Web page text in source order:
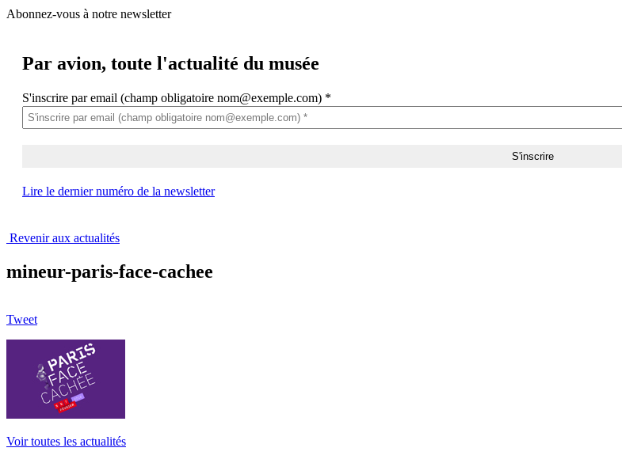
Abonnez-vous à notre newsletter
Par avion, toute l'actualité du musée
S'inscrire par email (champ obligatoire nom@exemple.com) *
Lire le dernier numéro de la newsletter
Revenir aux actualités
mineur-paris-face-cachee
Tweet
Voir toutes les actualités